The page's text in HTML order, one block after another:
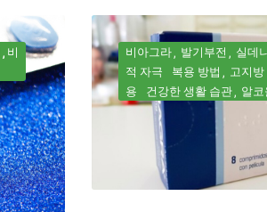
비
비아그라 발기부전 실데
적 자극
복용 방법 고지방
용
건강한 생활 습관 알코